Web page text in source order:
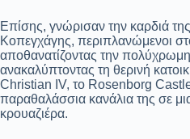
Επίσης, γνώρισαν την καρδιά
Κοπεγχάγης, περιπλανώμενοι
αποθανατίζοντας την
ανακαλύπτοντας τη θερινή
Christian IV, το Rosenborg Castle
παραθαλάσσια κανάλια της σε
κρουαζιέρα.